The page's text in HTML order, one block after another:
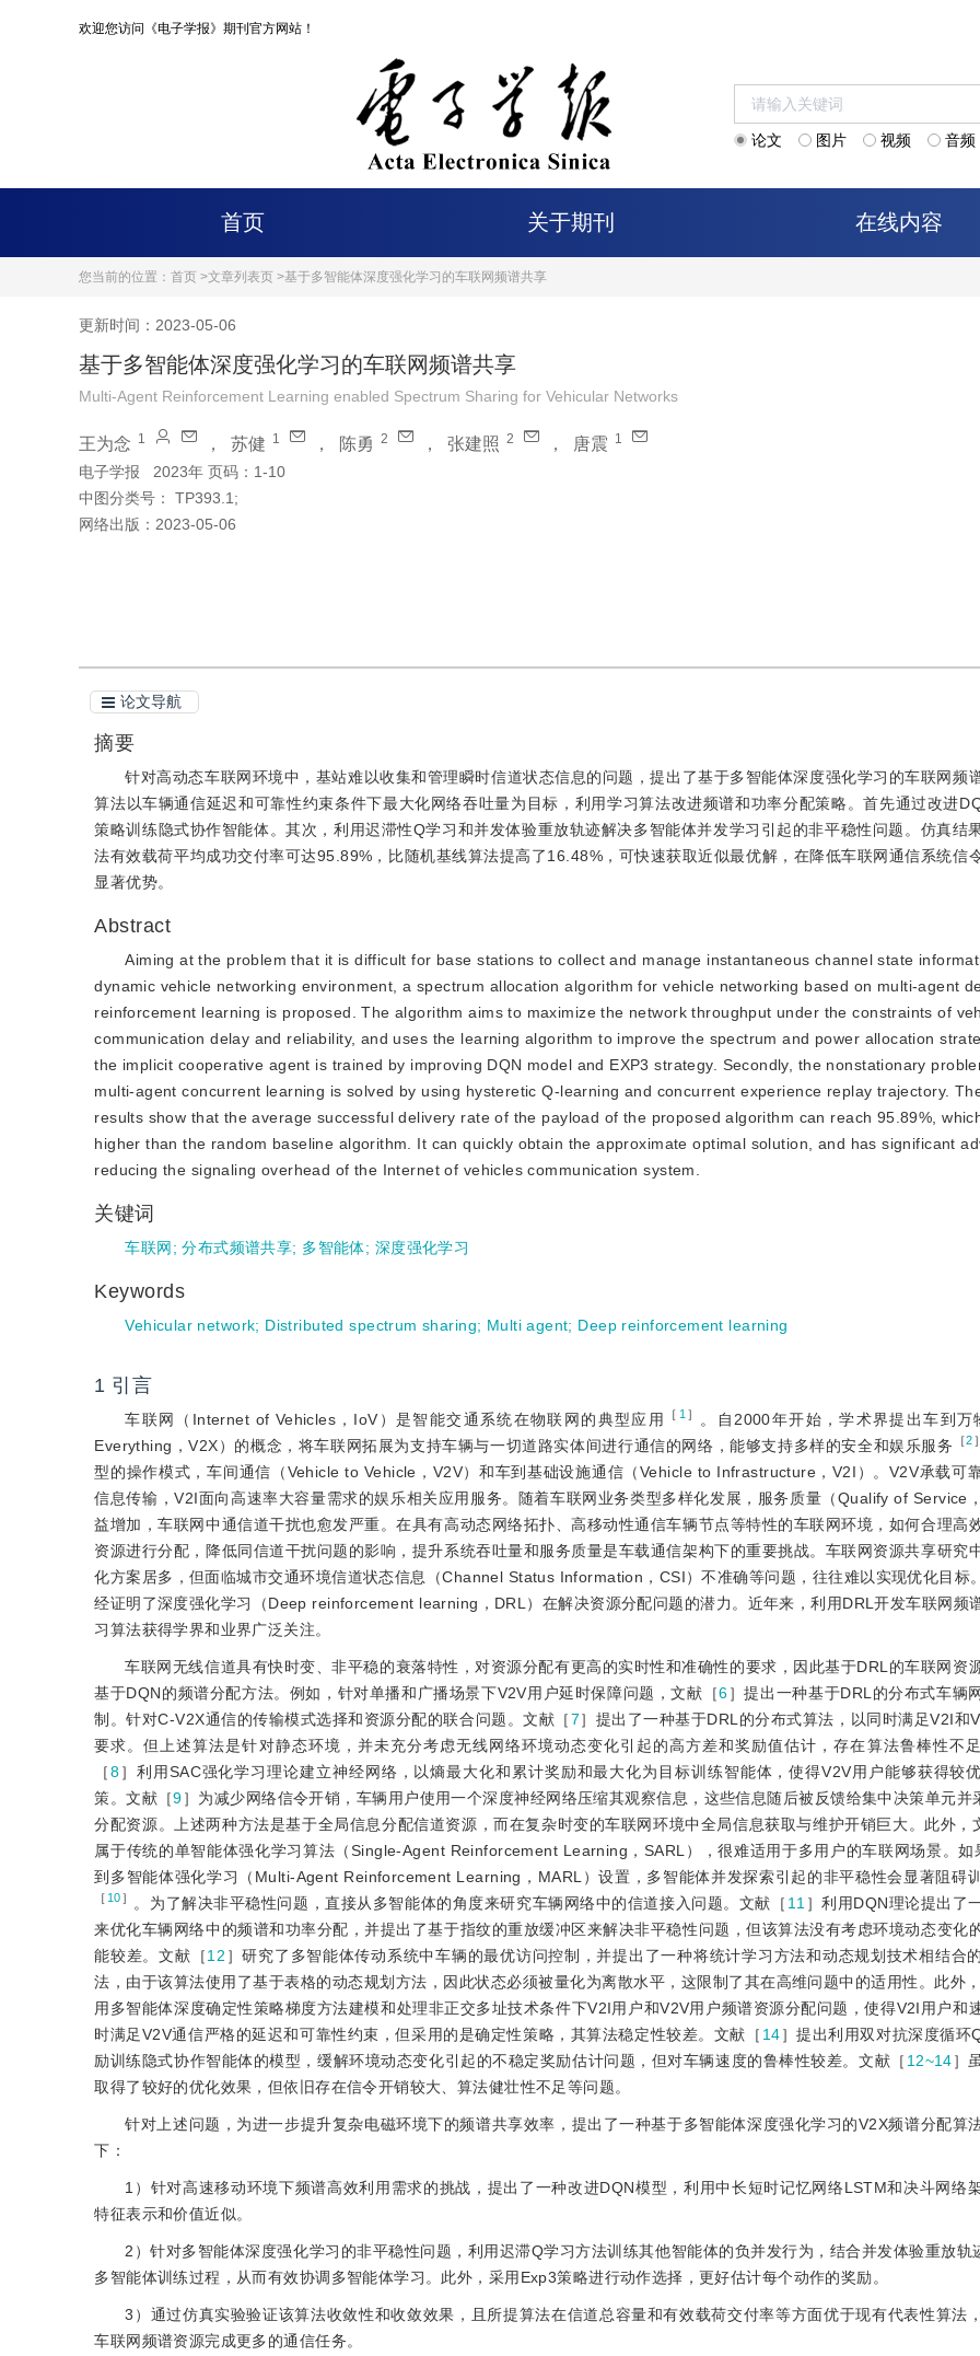
欢迎您访问《电子学报》期刊官方网站！
论文 图片 视频 音频
首页 关于期刊 在线内容
您当前的位置： 首页 >文章列表页 >基于多智能体深度强化学习的车联网频谱共享
更新时间：2023-05-06
基于多智能体深度强化学习的车联网频谱共享
Multi-Agent Reinforcement Learning enabled Spectrum Sharing for Vehicular Networks
王为念 1 ， 苏健 1 ， 陈勇 2 ， 张建照 2 ， 唐震 1
电子学报
2023年 页码：1-10
中图分类号：
TP393.1;
网络出版： 2023-05-06
论文导航
摘要
针对高动态车联网环境中，基站难以收集和管理瞬时信道状态信息的问题，提出了基于多智能体深度强化学习的车联网频
算法以车辆通信延迟和可靠性约束条件下最大化网络吞吐量为目标，利用学习算法改进频谱和功率分配策略。首先通过改进
策略训练隐式协作智能体。其次，利用迟滞性Q学习和并发体验重放轨迹解决多智能体并发学习引起的非平稳性问题。仿真结
法有效载荷平均成功交付率可达95.89%，比随机基线算法提高了16.48%，可快速获取近似最优解，在降低车联网通信系统信
显著优势。
Abstract
Aiming at the problem that it is difficult for base stations to collect and manage instantaneous channel state
dynamic vehicle networking environment, a spectrum allocation algorithm for vehicle networking based on multi-agent
reinforcement learning is proposed. The algorithm aims to maximize the network throughput under the constraints of
communication delay and reliability, and uses the learning algorithm to improve the spectrum and power allocation
the implicit cooperative agent is trained by improving DQN model and EXP3 strategy. Secondly, the nonstationary
multi-agent concurrent learning is solved by using hysteretic Q-learning and concurrent experience replay trajectory.
results show that the average successful delivery rate of the payload of the proposed algorithm can reach 95.89%,
higher than the random baseline algorithm. It can quickly obtain the approximate optimal solution, and has significant
reducing the signaling overhead of the Internet of vehicles communication system.
关键词
车联网;分布式频谱共享; 多智能体; 深度强化学习
Keywords
Vehicular network; Distributed spectrum sharing; Multi agent; Deep reinforcement learning
1 引言
车联网（Internet of Vehicles，IoV）是智能交通系统在物联网的典型应用 ［ 1 ］
。自2000年开始，学术界提出车到万
Everything，V2X）的概念，将车联网拓展为支持车辆与一切道路实体间进行通信的网络，能够支持多样的安全和娱乐服务
［2］
型的操作模式，车间通信（Vehicle to Vehicle，V2V）和车到基础设施通信（Vehicle to Infrastructure，V2I）。V2V承载可
信息传输，V2I面向高速率大容量需求的娱乐相关应用服务。随着车联网业务类型多样化发展，服务质量（Qualify of Service
益增加，车联网中通信道干扰也愈发严重。在具有高动态网络拓扑、高移动性通信车辆节点等特性的车联网环境，如何合理高
资源进行分配，降低同信道干扰问题的影响，提升系统吞吐量和服务质量是车载通信架构下的重要挑战。车联网资源共享研究
化方案居多，但面临城市交通环境信道状态信息（Channel Status Information，CSI）不准确等问题，往往难以实现优化目标
经证明了深度强化学习（Deep reinforcement learning，DRL）在解决资源分配问题的潜力。近年来，利用DRL开发车联网频
习算法获得学界和业界广泛关注。
车联网无线信道具有快时变、非平稳的衰落特性，对资源分配有更高的实时性和准确性的要求，因此基于DRL的车联网资
基于DQN的频谱分配方法。例如，针对单播和广播场景下V2V用户延时保障问题，文献［6］提出一种基于DRL的分布式车辆
制。针对C-V2X通信的传输模式选择和资源分配的联合问题。文献［7］提出了一种基于DRL的分布式算法，以同时满足V2I和
要求。但上述算法是针对静态环境，并未充分考虑无线网络环境动态变化引起的高方差和奖励值估计，存在算法鲁棒性不
［8］利用SAC强化学习理论建立神经网络，以熵最大化和累计奖励和最大化为目标训练智能体，使得V2V用户能够获得较
策。文献［9］为减少网络信令开销，车辆用户使用一个深度神经网络压缩其观察信息，这些信息随后被反馈给集中决策单元并
分配资源。上述两种方法是基于全局信息分配信道资源，而在复杂时变的车联网环境中全局信息获取与维护开销巨大。此外，
属于传统的单智能体强化学习算法（Single-Agent Reinforcement Learning，SARL），很难适用于多用户的车联网场景。如
到多智能体强化学习（Multi-Agent Reinforcement Learning，MARL）设置，多智能体并发探索引起的非平稳性会显著阻碍
［ 10］ 。为了解决非平稳性问题，直接从多智能体的角度来研究车辆网络中的信道接入问题。文献［ 11 ］利用DQN理论提出了
来优化车辆网络中的频谱和功率分配，并提出了基于指纹的重放缓冲区来解决非平稳性问题，但该算法没有考虑环境动态变化
能较差。文献［12 ］研究了多智能体传动系统中车辆的最优访问控制，并提出了一种将统计学习方法和动态规划技术相结合
法，由于该算法使用了基于表格的动态规划方法，因此状态必须被量化为离散水平，这限制了其在高维问题中的适用性。此外
用多智能体深度确定性策略梯度方法建模和处理非正交多址技术条件下V2I用户和V2V用户频谱资源分配问题，使得V2I用户和
时满足V2V通信严格的延迟和可靠性约束，但采用的是确定性策略，其算法稳定性较差。文献［ 14］提出利用双对抗深度循环
励训练隐式协作智能体的模型，缓解环境动态变化引起的不稳定奖励估计问题，但对车辆速度的鲁棒性较差。文献［ 12~14］
取得了较好的优化效果，但依旧存在信令开销较大、算法健壮性不足等问题。
针对上述问题，为进一步提升复杂电磁环境下的频谱共享效率，提出了一种基于多智能体深度强化学习的V2X频谱分配算
下：
1）针对高速移动环境下频谱高效利用需求的挑战，提出了一种改进DQN模型，利用中长短时记忆网络LSTM和决斗网络
特征表示和价值近似。
2）针对多智能体深度强化学习的非平稳性问题，利用迟滞Q学习方法训练其他智能体的负并发行为，结合并发体验重放轨
多智能体训练过程，从而有效协调多智能体学习。此外，采用Exp3策略进行动作选择，更好估计每个动作的奖励。
3）通过仿真实验验证该算法收敛性和收敛效果，且所提算法在信道总容量和有效载荷交付率等方面优于现有代表性算法
车联网频谱资源完成更多的通信任务。